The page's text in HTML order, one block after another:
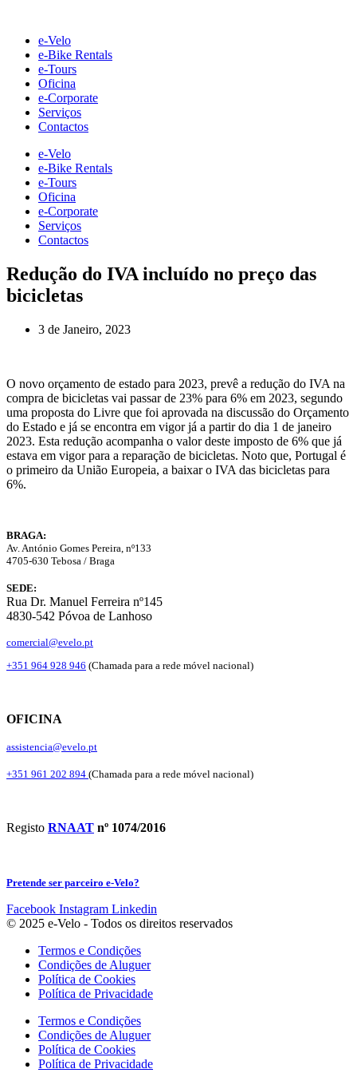
contente-Velo
e-Bike Rentals
e-Tours
Oficina
e-Corporate
Serviços
Contactos
e-Velo
e-Bike Rentals
e-Tours
Oficina
e-Corporate
Serviços
Contactos
Redução do IVA incluído no preço das
bicicletas
3 de Janeiro, 2023
O novo orçamento de estado para 2023, prevê a redução do IVA na
compra de bicicletas vai passar de 23% para 6% em 2023, segundo
uma proposta do Livre que foi aprovada na discussão do Orçamento
do Estado e já se encontra em vigor já a partir do dia 1 de janeiro
2023. Esta redução acompanha o valor deste imposto de 6% que já
estava em vigor para a reparação de bicicletas. Noto que, Portugal é
o primeiro da União Europeia, a baixar o IVA das bicicletas para
6%.
BRAGA:
Av. António Gomes Pereira, nº133
4705-630 Tebosa / Braga
SEDE:
Rua Dr. Manuel Ferreira nº145
4830-542 Póvoa de Lanhoso
comercial@evelo.pt
+351 964 928 946 (Chamada para a rede móvel nacional)
OFICINA
assistencia@evelo.pt
+351 961 202 894 (Chamada para a rede móvel nacional)
Registo RNAAT nº 1074/2016
Pretende ser parceiro e-Velo?
Facebook Instagram Linkedin
© 2025 e-Velo - Todos os direitos reservados
Termos e Condições
Condições de Aluguer
Política de Cookies
Política de Privacidade
Termos e Condições
Condições de Aluguer
Política de Cookies
Política de Privacidade